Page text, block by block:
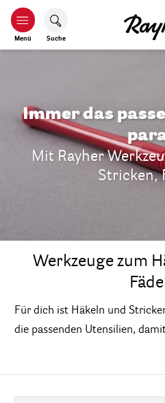
Menü Suche
Immer das
Mit Rayher
Stricken,
Werkzeuge zum
Für dich ist Häkeln und
die passenden Utensilien,